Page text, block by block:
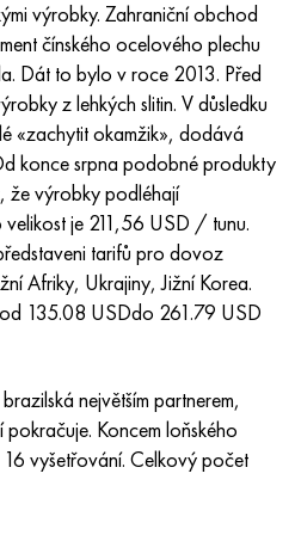
výrobky. Zahraniční obchod
čínského ocelového plechu
Dát to bylo v roce 2013. Před
z lehkých slitin. V důsledku
«zachytit okamžik», dodává
konce srpna podobné produkty
že výrobky podléhají
je 211,56 USD / tunu.
tarifů pro dovoz
Afriky, Ukrajiny, Jižní Korea.
135.08 USDdo 261.79 USD
největším partnerem,
Koncem loňského
vyšetřování. Celkový počet
s45500
5